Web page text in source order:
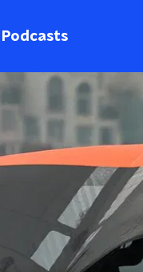
Podcasts